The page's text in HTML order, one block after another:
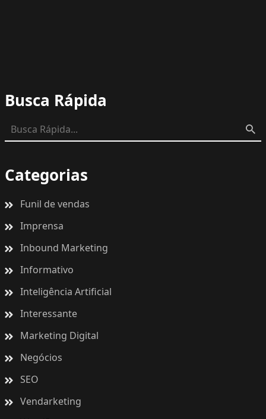
Busca Rápida
Categorias
Funil de vendas
Imprensa
Inbound Marketing
Informativo
Inteligência Artificial
Interessante
Marketing Digital
Negócios
SEO
Vendarketing